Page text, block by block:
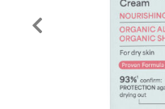
Edellinen tuote